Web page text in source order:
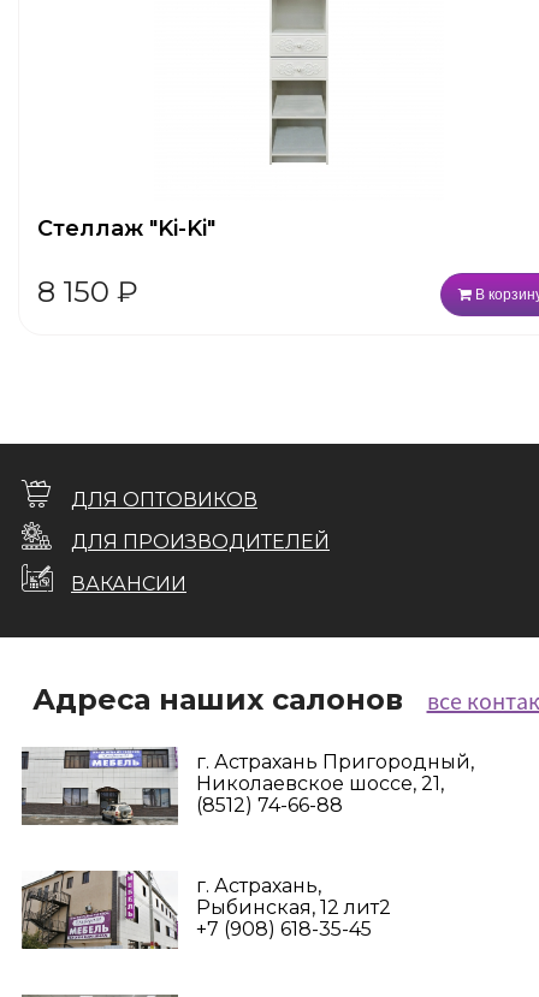
Стеллаж "Ki-Ki"
8 150 ₽ В
ДЛЯ ОПТОВИКОВ
ДЛЯ ПРОИЗВОДИТЕЛЕЙ
ВАКАНСИИ
Адреса наших салонов все
г. Астрахань Пригородный,
Николаевское шоссе, 21,
(8512) 74-66-88
г. Астрахань,
Рыбинская, 12 лит2
+7 (908) 618-35-45‬